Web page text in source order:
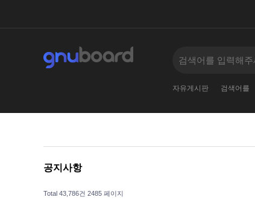
자유게시판 검색어를
공지사항
Total 43,786건 2485 페이지